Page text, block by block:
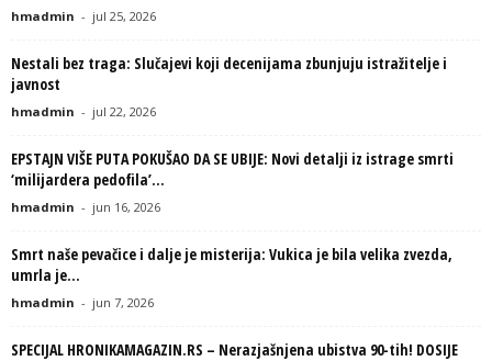
hmadmin - jul 25, 2026
Nestali bez traga: Slučajevi koji decenijama zbunjuju istražitelje i
javnost
hmadmin - jul 22, 2026
EPSTAJN VIŠE PUTA POKUŠAO DA SE UBIJE: Novi detalji iz istrage smrti
‘milijardera pedofila’...
hmadmin - jun 16, 2026
Smrt naše pevačice i dalje je misterija: Vukica je bila velika zvezda,
umrla je...
hmadmin - jun 7, 2026
SPECIJAL HRONIKAMAGAZIN.RS – Nerazjašnjena ubistva 90-tih! DOSIJE